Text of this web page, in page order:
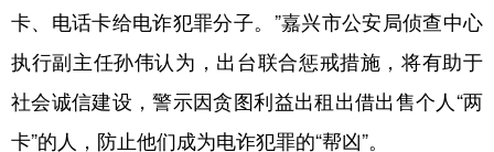
卡、电话卡给电诈犯罪分子。”嘉兴市公安局侦查中心
执行副主任孙伟认为，出台联合惩戒措施，将有助于
社会诚信建设，警示因贪图利益出租出借出售个人“两
卡”的人，防止他们成为电诈犯罪的“帮凶”。